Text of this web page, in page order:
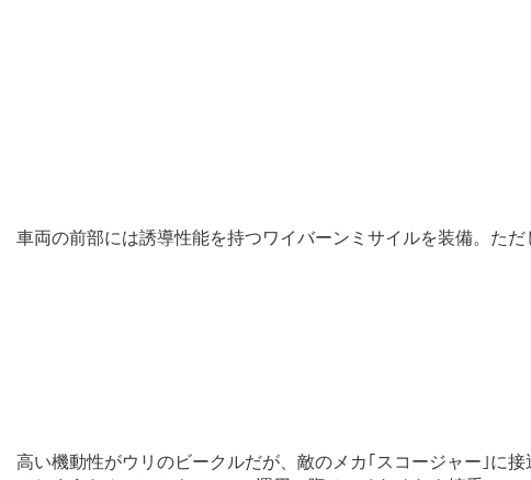
車両の前部には誘導性能を持つワイバーンミサイルを装備。ただ
高い機動性がウリのビークルだが、敵のメカ｢スコージャー｣に